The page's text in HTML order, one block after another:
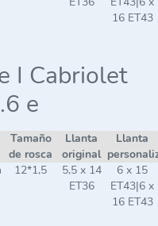
16 ET43
I Cabriolet
e
Tamaño
de rosca
Llanta
original
Llanta
12*1,5
5,5 x 14
ET36
6 x 15
ET43|6 x
16 ET43